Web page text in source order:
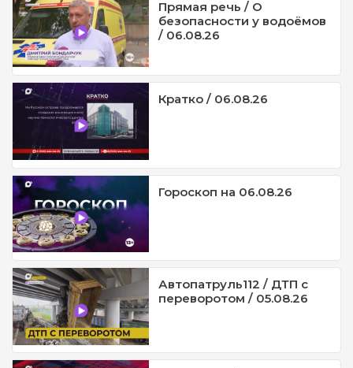
Прямая речь / О
безопасности у водоёмов
/ 06.08.26
Кратко / 06.08.26
Гороскоп на 06.08.26
Автопатруль112 / ДТП с
переворотом / 05.08.26